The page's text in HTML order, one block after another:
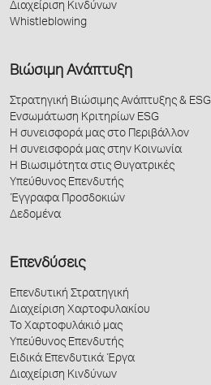
Διαχείριση Κινδύνων
Whistleblowing
Βιώσιμη Ανάπτυξη
Στρατηγική Βιώσιμης Ανάπτυξης & ESG
Ενσωμάτωση Κριτηρίων ESG
Η συνεισφορά μας στο Περιβάλλον
Η συνεισφορά μας στην Κοινωνία
Η Βιωσιμότητα στις Θυγατρικές
Υπεύθυνος Επενδυτής
Έγγραφα Προσδοκιών
Δεδομένα
Επενδύσεις
Επενδυτική Στρατηγική
Διαχείριση Χαρτοφυλακίου
Το Χαρτοφυλάκιό μας
Υπεύθυνος Επενδυτής
Ειδικά Επενδυτικά Έργα
Διαχείριση Κινδύνων